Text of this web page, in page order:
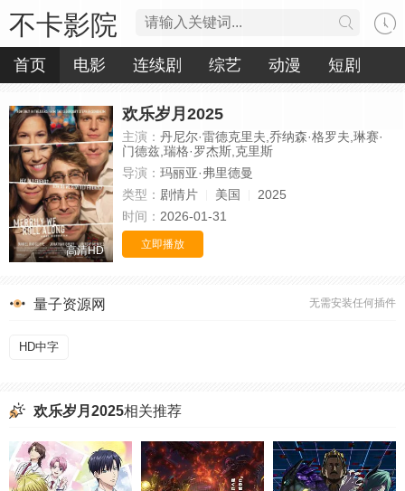
不卡影院
首页 电影 连续剧 综艺 动漫 短剧
高清HD
欢乐岁月2025
主演： 丹尼尔·雷德克里夫,乔纳森·格罗夫,琳赛·
门德兹,瑞格·罗杰斯,克里斯
导演： 玛丽亚·弗里德曼
类型： 剧情片 美国
2025
时间： 2026-01-31
立即播放
无需安装任何插件
量子资源网
HD中字
欢乐岁月2025相关推荐